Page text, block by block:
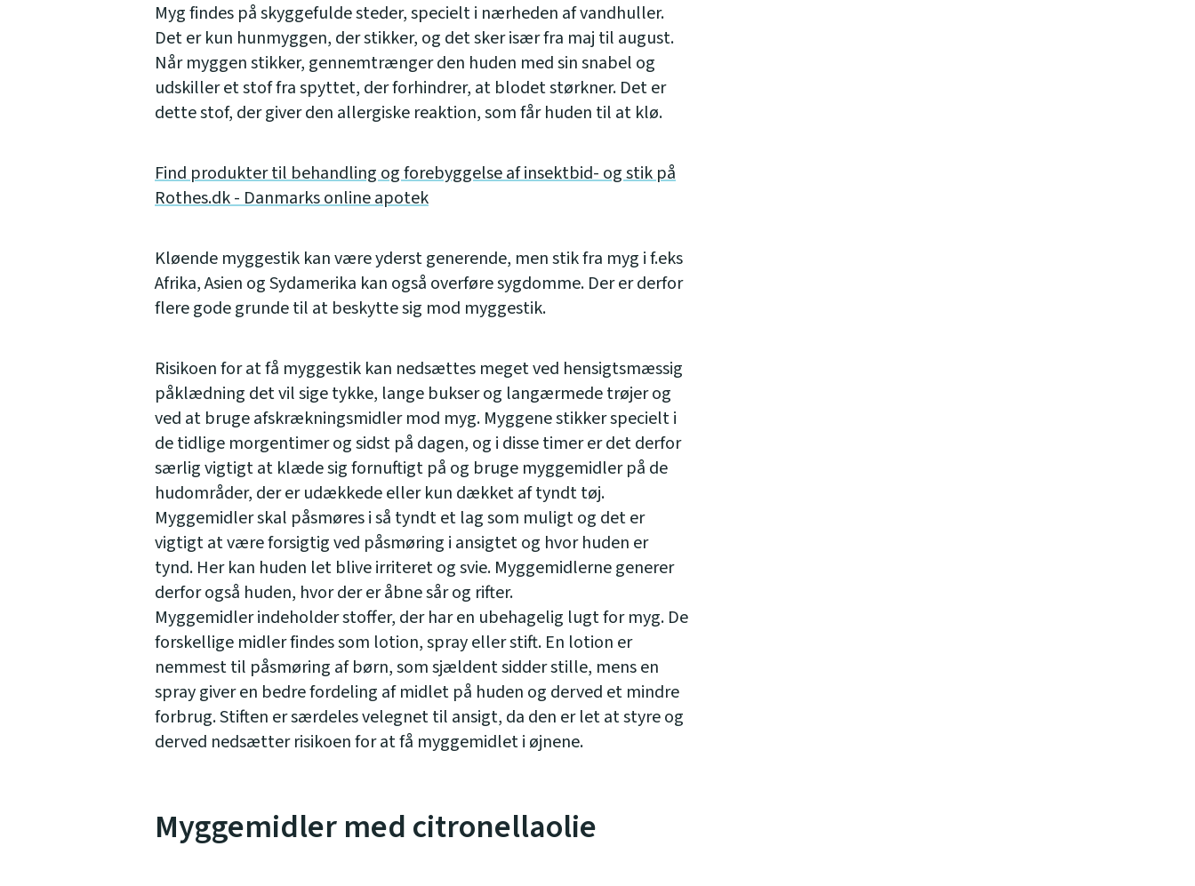
Myg findes på skyggefulde steder, specielt i nærheden af vandhuller.
Det er kun hunmyggen, der stikker, og det sker især fra maj til august.
Når myggen stikker, gennemtrænger den huden med sin snabel og
udskiller et stof fra spyttet, der forhindrer, at blodet størkner. Det er
dette stof, der giver den allergiske reaktion, som får huden til at klø.
Find produkter til behandling og forebyggelse af insektbid- og stik på
Rothes.dk - Danmarks online apotek
Kløende myggestik kan være yderst generende, men stik fra myg i f.eks
Afrika, Asien og Sydamerika kan også overføre sygdomme. Der er derfor
flere gode grunde til at beskytte sig mod myggestik.
Risikoen for at få myggestik kan nedsættes meget ved hensigtsmæssig
påklædning det vil sige tykke, lange bukser og langærmede trøjer og
ved at bruge afskrækningsmidler mod myg. Myggene stikker specielt i
de tidlige morgentimer og sidst på dagen, og i disse timer er det derfor
særlig vigtigt at klæde sig fornuftigt på og bruge myggemidler på de
hudområder, der er udækkede eller kun dækket af tyndt tøj.
Myggemidler skal påsmøres i så tyndt et lag som muligt og det er
vigtigt at være forsigtig ved påsmøring i ansigtet og hvor huden er
tynd. Her kan huden let blive irriteret og svie. Myggemidlerne generer
derfor også huden, hvor der er åbne sår og rifter.
Myggemidler indeholder stoffer, der har en ubehagelig lugt for myg. De
forskellige midler findes som lotion, spray eller stift. En lotion er
nemmest til påsmøring af børn, som sjældent sidder stille, mens en
spray giver en bedre fordeling af midlet på huden og derved et mindre
forbrug. Stiften er særdeles velegnet til ansigt, da den er let at styre og
derved nedsætter risikoen for at få myggemidlet i øjnene.
Myggemidler med citronellaolie